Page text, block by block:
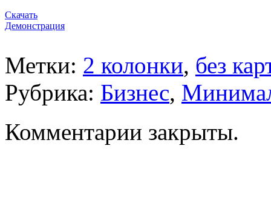
Скачать
Демонстрация
Метки: 2 колонки, без
Рубрика: Бизнес,
Комментарии закрыты.